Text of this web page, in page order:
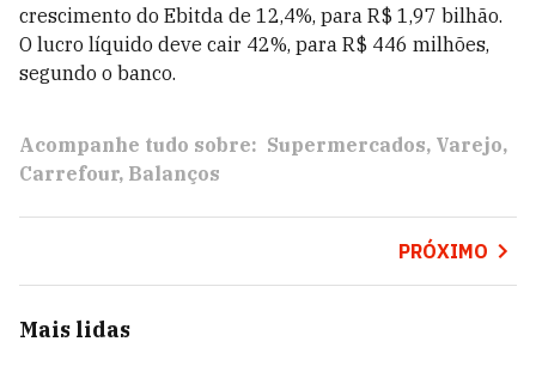
crescimento do Ebitda de 12,4%, para R$ 1,97 bilhão.
O lucro líquido deve cair 42%, para R$ 446 milhões,
segundo o banco.
Acompanhe tudo sobre: Supermercados Varejo
Carrefour Balanços
PRÓXIMO
Mais lidas